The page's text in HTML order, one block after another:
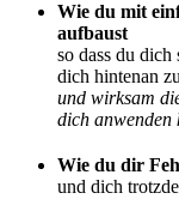
Wie du mit
aufbaust
so dass du
dich hintenan
und wirksam
dich anwenden
Wie du dir
und dich